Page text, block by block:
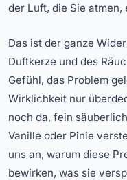
der Luft, die Sie
Das ist der ganze
Duftkerze und des
Gefühl, das Problem
Wirklichkeit nur
noch da, fein
Vanille oder Pinie
uns an, warum diese
bewirken, was sie